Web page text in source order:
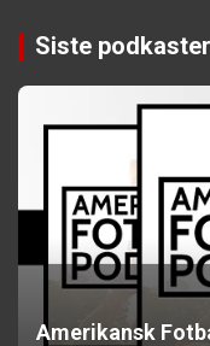
Siste podkaster
Amerikansk